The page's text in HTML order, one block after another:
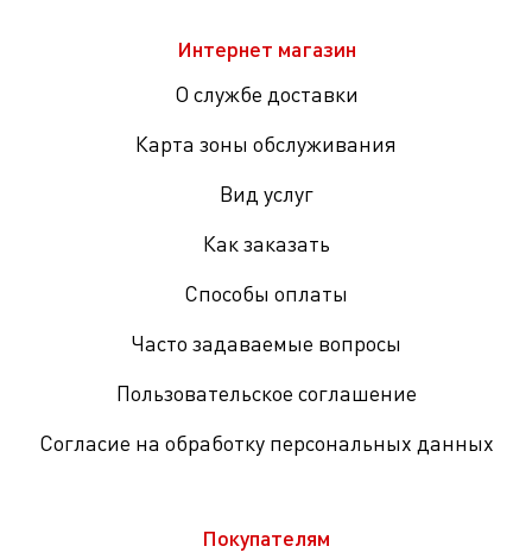
Интернет магазин
О службе доставки
Карта зоны обслуживания
Вид услуг
Как заказать
Способы оплаты
Часто задаваемые вопросы
Пользовательское соглашение
Согласие на обработку персональных данных
Покупателям